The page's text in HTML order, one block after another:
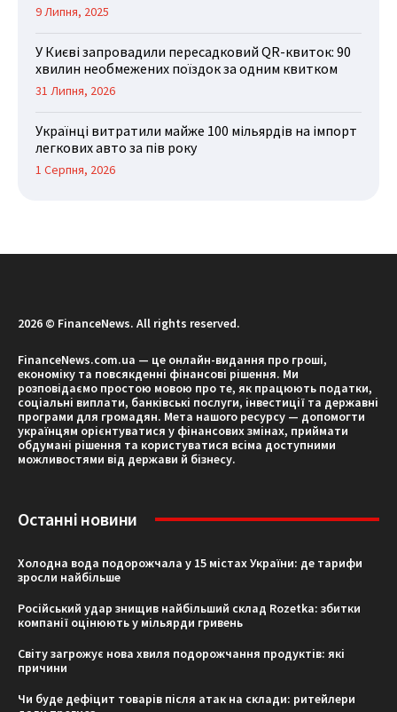
9 Липня, 2025
У Києві запровадили пересадковий QR-квиток: 90
хвилин необмежених поїздок за одним квитком
31 Липня, 2026
Українці витратили майже 100 мільярдів на імпорт
легкових авто за пів року
1 Серпня, 2026
2026 © FinanceNews. All rights reserved.
FinanceNews.com.ua — це онлайн-видання про гроші,
економіку та повсякденні фінансові рішення. Ми
розповідаємо простою мовою про те, як працюють податки,
соціальні виплати, банківські послуги, інвестиції та державні
програми для громадян. Мета нашого ресурсу — допомогти
українцям орієнтуватися у фінансових змінах, приймати
обдумані рішення та користуватися всіма доступними
можливостями від держави й бізнесу.
Останні новини
Холодна вода подорожчала у 15 містах України: де тарифи
зросли найбільше
Російський удар знищив найбільший склад Rozetka: збитки
компанії оцінюють у мільярди гривень
Світу загрожує нова хвиля подорожчання продуктів: які
причини
Чи буде дефіцит товарів після атак на склади: ритейлери